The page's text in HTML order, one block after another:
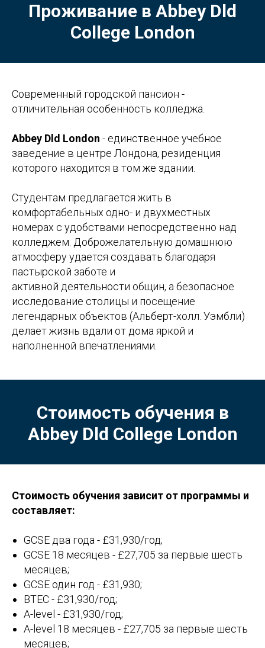
Проживание в Abbey Dld
College London
Современный городской пансион -
отличительная особенность колледжа.
Abbey Dld London - единственное учебное
заведение в центре Лондона, резиденция
которого находится в том же здании.
Студентам предлагается жить в
комфортабельных одно- и двухместных
номерах с удобствами непосредственно над
колледжем. Доброжелательную домашнюю
атмосферу удается создавать благодаря
пастырской заботе и
активной деятельности общин, а безопасное
исследование столицы и посещение
легендарных объектов (Альберт-холл. Уэмбли)
делает жизнь вдали от дома яркой и
наполненной впечатлениями.
Стоимость обучения в
Abbey Dld College London
Стоимость обучения зависит от программы и
составляет:
GCSE два года - £31,930/год;
GCSE 18 месяцев - £27,705 за первые шесть
месяцев;
GCSE один год - £31,930;
BTEC - £31,930/год;
A-level - £31,930/год;
A-level 18 месяцев - £27,705 за первые шесть
месяцев;